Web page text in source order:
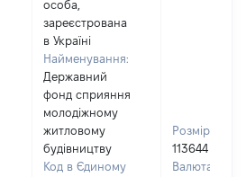
особа,
зареєстрована
в Україні
Найменування:
Державний
фонд сприяння
молодіжному
житловому
будівництву
Код в Єдиному
Розмір:
113644
Валюта: